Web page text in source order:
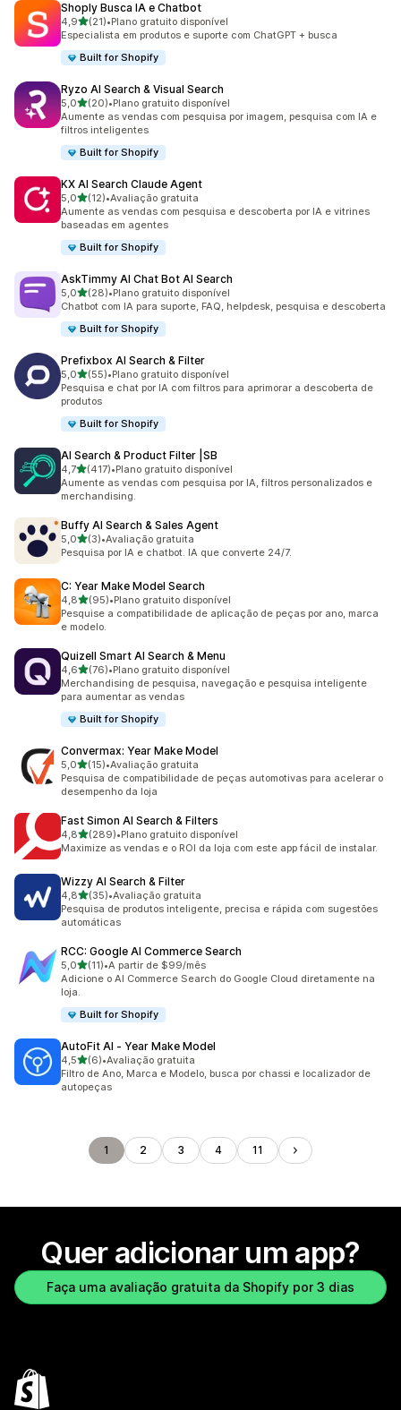
Shoply Busca IA e Chatbot
4,9de 5 estrelas
(21)
21 avaliações ao todo
•Plano gratuito disponível
Especialista em produtos e suporte com ChatGPT + busca
Built for Shopify
Ryzo AI Search & Visual Search
5,0de 5 estrelas
(20)
20 avaliações ao todo
•Plano gratuito disponível
Aumente as vendas com pesquisa por imagem, pesquisa com IA e
filtros inteligentes
Built for Shopify
KX AI Search Claude Agent
5,0de 5 estrelas
(12)
12 avaliações ao todo
•Avaliação gratuita
Aumente as vendas com pesquisa e descoberta por IA e vitrines
baseadas em agentes
Built for Shopify
AskTimmy AI Chat Bot AI Search
5,0de 5 estrelas
(28)
28 avaliações ao todo
•Plano gratuito disponível
Chatbot com IA para suporte, FAQ, helpdesk, pesquisa e descoberta
Built for Shopify
Prefixbox AI Search & Filter
5,0de 5 estrelas
(55)
55 avaliações ao todo
•Plano gratuito disponível
Pesquisa e chat por IA com filtros para aprimorar a descoberta de
produtos
Built for Shopify
AI Search & Product Filter |SB
4,7de 5 estrelas
(417)
417 avaliações ao todo
•Plano gratuito disponível
Aumente as vendas com pesquisa por IA, filtros personalizados e
merchandising.
Buffy AI Search & Sales Agent
5,0de 5 estrelas
(3)
3 avaliações ao todo
•Avaliação gratuita
Pesquisa por IA e chatbot. IA que converte 24/7.
C: Year Make Model Search
4,8de 5 estrelas
(95)
95 avaliações ao todo
•Plano gratuito disponível
Pesquise a compatibilidade de aplicação de peças por ano, marca
e modelo.
Quizell Smart AI Search & Menu
4,6de 5 estrelas
(76)
76 avaliações ao todo
•Plano gratuito disponível
Merchandising de pesquisa, navegação e pesquisa inteligente
para aumentar as vendas
Built for Shopify
Convermax: Year Make Model
5,0de 5 estrelas
(15)
15 avaliações ao todo
•Avaliação gratuita
Pesquisa de compatibilidade de peças automotivas para acelerar o
desempenho da loja
Fast Simon AI Search & Filters
4,8de 5 estrelas
(289)
289 avaliações ao todo
•Plano gratuito disponível
Maximize as vendas e o ROI da loja com este app fácil de instalar.
Wizzy AI Search & Filter
4,8de 5 estrelas
(35)
35 avaliações ao todo
•Avaliação gratuita
Pesquisa de produtos inteligente, precisa e rápida com sugestões
automáticas
RCC: Google AI Commerce Search
5,0de 5 estrelas
(11)
11 avaliações ao todo
•A partir de $99/mês
Adicione o AI Commerce Search do Google Cloud diretamente na
loja.
Built for Shopify
AutoFit AI ‑ Year Make Model
4,5de 5 estrelas
(6)
6 avaliações ao todo
•Avaliação gratuita
Filtro de Ano, Marca e Modelo, busca por chassi e localizador de
autopeças
1 2 3 4 11
Quer adicionar um app?
Faça uma avaliação gratuita da Shopify por 3 dias